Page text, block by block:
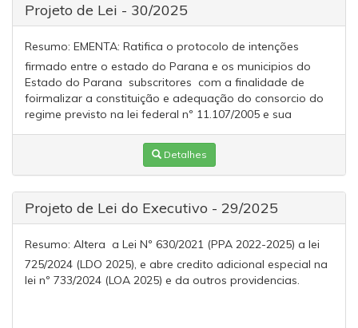
Projeto de Lei - 30/2025
Resumo: EMENTA: Ratifica o protocolo de intenções
firmado entre o estado do Parana e os municipios do
Estado do Parana subscritores com a finalidade de
foirmalizar a constituição e adequação do consorcio do
regime previsto na lei federal nº 11.107/2005 e sua
Detalhes
Projeto de Lei do Executivo - 29/2025
Resumo: Altera a Lei Nº 630/2021 (PPA 2022-2025) a lei
725/2024 (LDO 2025), e abre credito adicional especial na
lei nº 733/2024 (LOA 2025) e da outros providencias.